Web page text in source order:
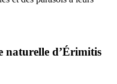
naturelle d’Érimitis